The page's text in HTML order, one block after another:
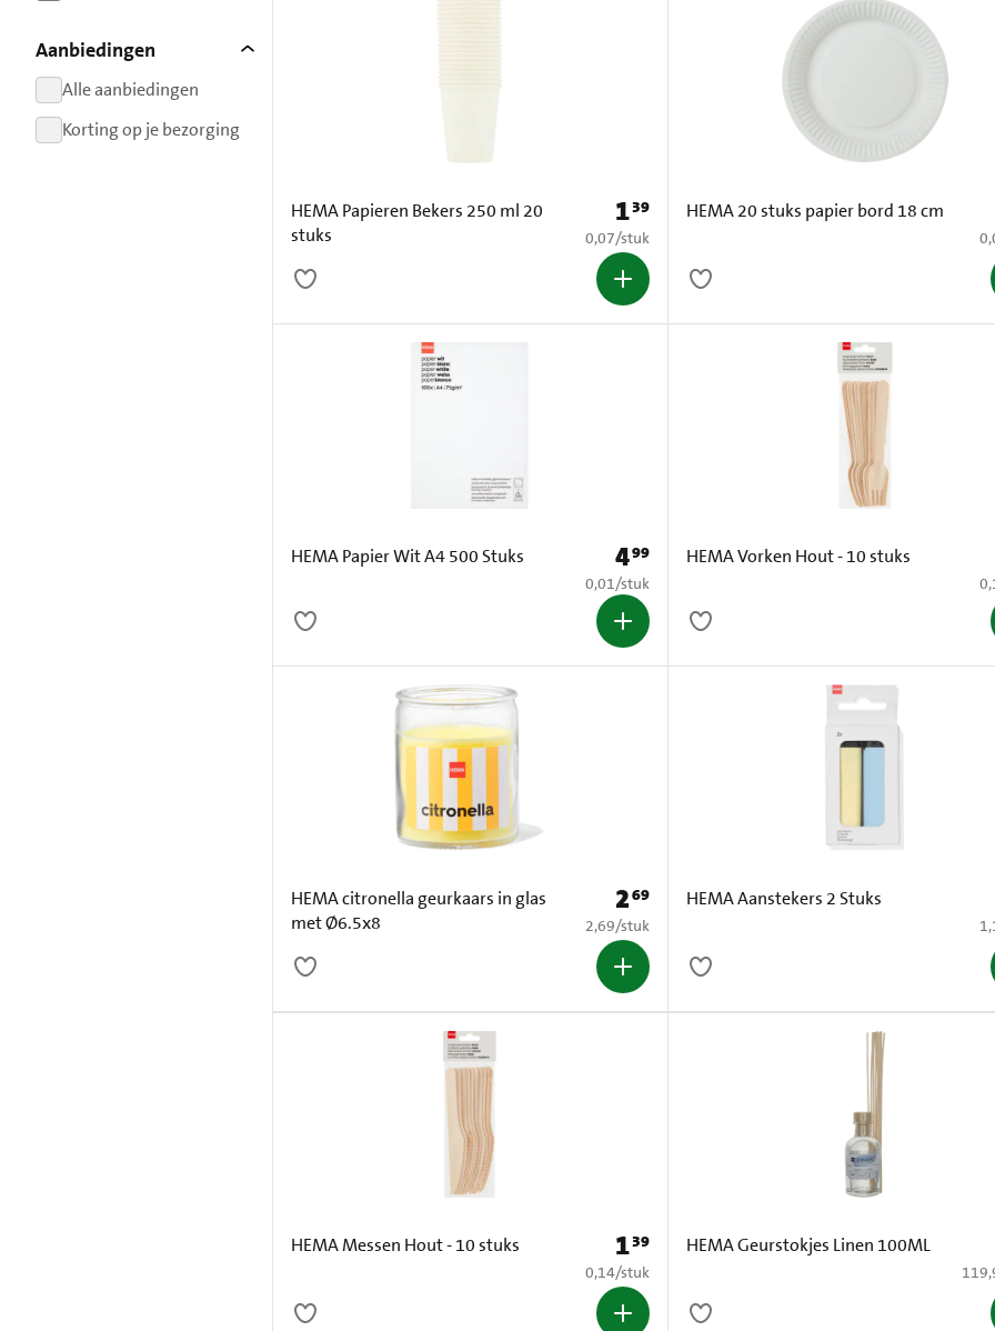
Aanbiedingen
Alle aanbiedingen
resultaten
Korting op je bezorging
HEMA Papieren Bekers 250 ml 20
stuks
Prijs: € 1,39
139
€ 0,07 per stuk
0,07/stuk
HEMA 20 stuks papier bord 18 cm
€
HEMA Papier Wit A4 500 Stuks Prijs: € 4,99
499
€ 0,01 per stuk
0,01/stuk
HEMA Vorken Hout - 10 stuks
€
HEMA citronella geurkaars in glas
met Ø6.5x8
Prijs: € 2,69
269
€ 2,69 per stuk
2,69/stuk
HEMA Aanstekers 2 Stuks
€
HEMA Messen Hout - 10 stuks Prijs: € 1,39
139
€ 0,14 per stuk
0,14/stuk
HEMA Geurstokjes Linen 100ML
€